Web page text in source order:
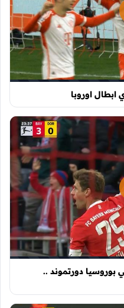
اوروبا
بوروسيا دورتموند ..